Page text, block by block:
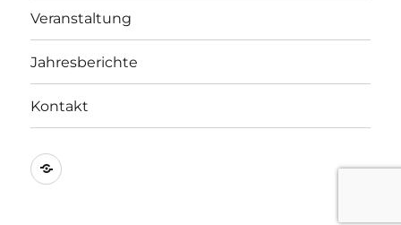
Veranstaltung
Jahresberichte
Kontakt
Impressum